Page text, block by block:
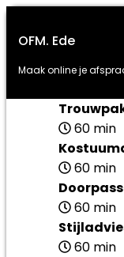
OFM. Ede
Maak online je
60 min
60 min
60 min
60 min